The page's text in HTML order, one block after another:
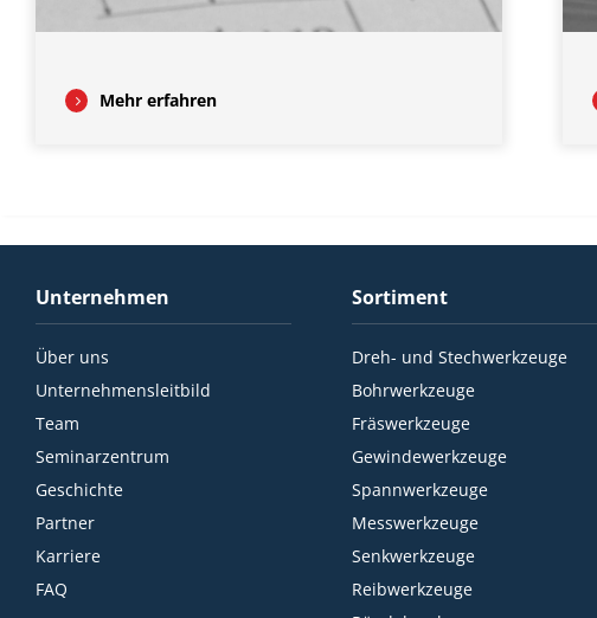
Mehr erfahren
Unternehmen
Über uns
Unternehmensleitbild
Team
Seminarzentrum
Geschichte
Partner
Karriere
FAQ
Sortiment
Dreh- und Stechwerkzeuge
Bohrwerkzeuge
Fräswerkzeuge
Gewindewerkzeuge
Spannwerkzeuge
Messwerkzeuge
Senkwerkzeuge
Reibwerkzeuge